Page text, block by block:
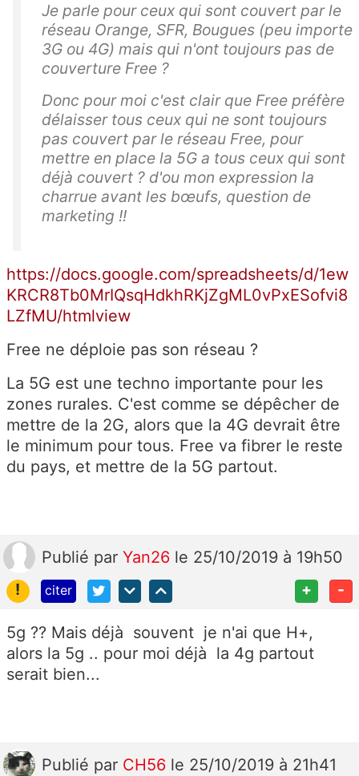
Je parle pour ceux qui sont couvert par le
réseau Orange, SFR, Bougues (peu importe
3G ou 4G) mais qui n'ont toujours pas de
couverture Free ?
Donc pour moi c'est clair que Free préfère
délaisser tous ceux qui ne sont toujours
pas couvert par le réseau Free, pour
mettre en place la 5G a tous ceux qui sont
déjà couvert ? d'ou mon expression la
charrue avant les bœufs, question de
marketing !!
https://docs.google.com/spreadsheets/d/1ew
KRCR8Tb0MrIQsqHdkhRKjZgML0vPxESofvi8
LZfMU/htmlview
Free ne déploie pas son réseau ?
La 5G est une techno importante pour les
zones rurales. C'est comme se dépêcher de
mettre de la 2G, alors que la 4G devrait être
le minimum pour tous. Free va fibrer le reste
du pays, et mettre de la 5G partout.
Publié par Yan26 le 25/10/2019 à 19h50
!
citer + -
5g ?? Mais déjà souvent je n'ai que H+,
alors la 5g .. pour moi déjà la 4g partout
serait bien...
Publié par CH56 le 25/10/2019 à 21h41